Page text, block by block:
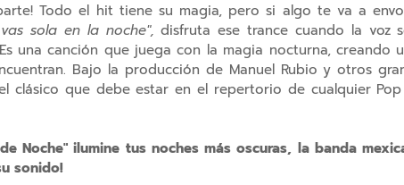
Todo el hit tiene su magia, pero si algo te va a
sola en la noche",disfruta ese trance cuando la voz
una canción que juega con la magia nocturna, creando
Bajo la producción de Manuel Rubio y otros
clásico que debe estar en el repertorio de cualquier Pop
Noche" ilumine tus noches más oscuras, la banda
sonido!